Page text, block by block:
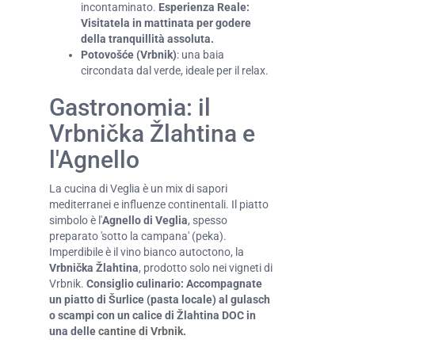
incontaminato. Esperienza Reale:
Visitatela in mattinata per godere
della tranquillità assoluta.
Potovošće (Vrbnik): una baia
circondata dal verde, ideale per il relax.
Gastronomia: il
Vrbnička Žlahtina e
l'Agnello
La cucina di Veglia è un mix di sapori
mediterranei e influenze continentali. Il piatto
simbolo è l'Agnello di Veglia, spesso
preparato 'sotto la campana' (peka).
Imperdibile è il vino bianco autoctono, la
Vrbnička Žlahtina, prodotto solo nei vigneti di
Vrbnik. Consiglio culinario: Accompagnate
un piatto di Šurlice (pasta locale) al gulasch
o scampi con un calice di Žlahtina DOC in
una dellecantine di Vrbnik.